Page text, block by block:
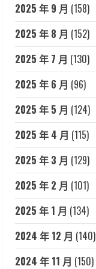
2025 年 9 月 (158)
2025 年 8 月 (152)
2025 年 7 月 (130)
2025 年 6 月 (96)
2025 年 5 月 (124)
2025 年 4 月 (115)
2025 年 3 月 (129)
2025 年 2 月 (101)
2025 年 1 月 (134)
2024 年 12 月 (140)
2024 年 11 月 (150)